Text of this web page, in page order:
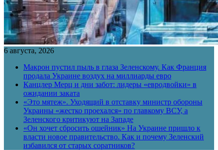
6 августа, 2026
Макрон пустил пыль в глаза Зеленскому. Как Франция
продала Украине воздух на миллиарды евро
Канцлер Мерц и дни забот: лидеры «евродвойки» в
ожидании заката
«Это мятеж». Уходящий в отставку министр обороны
Украины «жестко проехался» по главкому ВСУ, а
Зеленского критикуют на Западе
«Он хочет сбросить ошейник» На Украине пришло к
власти новое правительство. Как и почему Зеленский
избавился от старых соратников?